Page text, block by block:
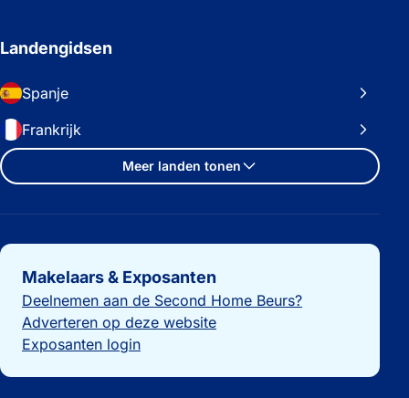
Landengidsen
Spanje
Frankrijk
Meer landen tonen
Belangrijke links
Makelaars & Exposanten
Deelnemen aan de Second Home Beurs?
Adverteren op deze website
Exposanten login